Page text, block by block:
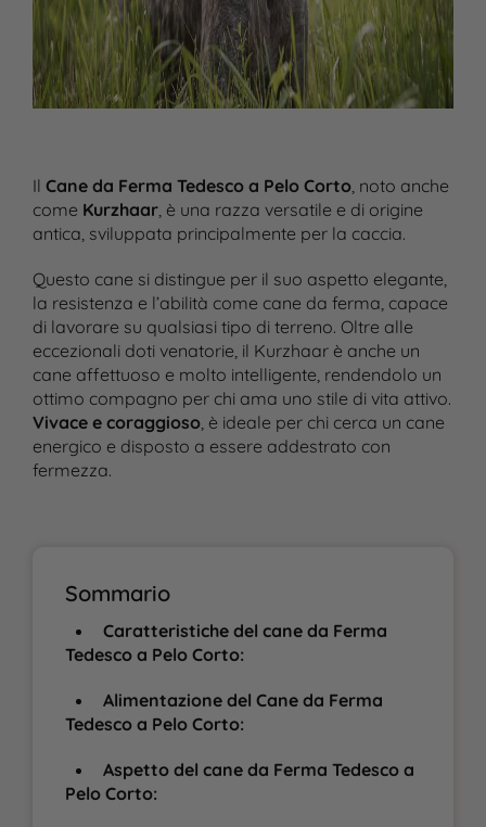
Il Cane da Ferma Tedesco a Pelo Corto, noto anche
come Kurzhaar, è una razza versatile e di origine
antica, sviluppata principalmente per la caccia.
Questo cane si distingue per il suo aspetto elegante,
la resistenza e l’abilità come cane da ferma, capace
di lavorare su qualsiasi tipo di terreno. Oltre alle
eccezionali doti venatorie, il Kurzhaar è anche un
cane affettuoso e molto intelligente, rendendolo un
ottimo compagno per chi ama uno stile di vita attivo.
Vivace e coraggioso, è ideale per chi cerca un cane
energico e disposto a essere addestrato con
fermezza.
Sommario
Caratteristiche del cane da Ferma
Tedesco a Pelo Corto:
Alimentazione del Cane da Ferma
Tedesco a Pelo Corto:
Aspetto del cane da Ferma Tedesco a
Pelo Corto: